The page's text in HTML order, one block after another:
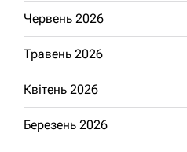
Червень 2026
Травень 2026
Квітень 2026
Березень 2026